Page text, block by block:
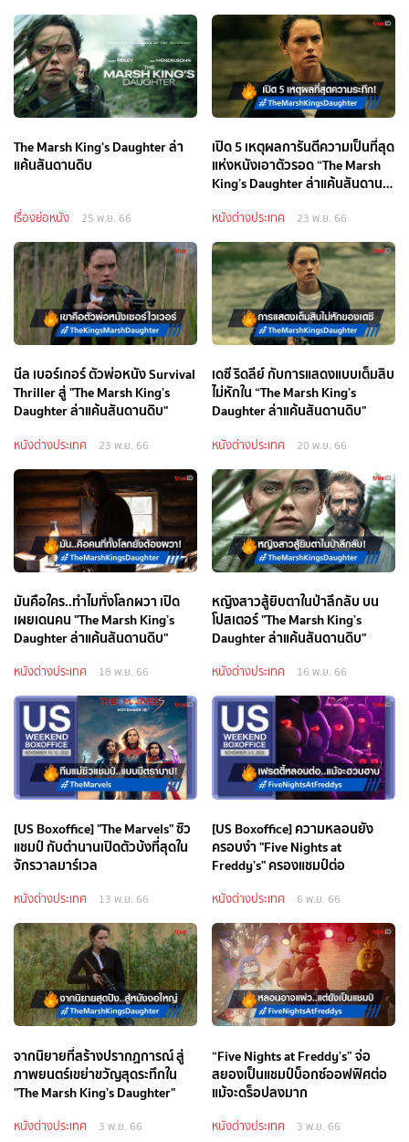
The Marsh King's Daughter ล่า
แค้นสันดานดิบ
เรื่องย่อหนัง 25 พ.ย. 66
เปิด 5 เหตุผลการันตีความเป็นที่สุด
แห่งหนังเอาตัวรอด “The Marsh
King’s Daughter ล่าแค้นสันดาน
หนังต่างประเทศ 23 พ.ย. 66
นีล เบอร์เกอร์ ตัวพ่อหนัง Survival
Thriller สู่ "The Marsh King’s
Daughter ล่าแค้นสันดานดิบ"
หนังต่างประเทศ 23 พ.ย. 66
เดซี ริดลีย์ กับการแสดงแบบเต็มสิบ
ไม่หักใน “The Marsh King’s
Daughter ล่าแค้นสันดานดิบ"
หนังต่างประเทศ 20 พ.ย. 66
มันคือใคร..ทำไมทั้งโลกผวา เปิด
เผยเดนคน "The Marsh King’s
Daughter ล่าแค้นสันดานดิบ"
หนังต่างประเทศ 18 พ.ย. 66
หญิงสาวสู้ยิบตาในป่าลึกลับ บน
โปสเตอร์ "The Marsh King’s
Daughter ล่าแค้นสันดานดิบ"
หนังต่างประเทศ 16 พ.ย. 66
[US Boxoffice] "The Marvels" ซิว
แชมป์ กับตำนานเปิดตัวบ้งที่สุดใน
จักรวาลมาร์เวล
หนังต่างประเทศ 13 พ.ย. 66
[US Boxoffice] ความหลอนยัง
ครอบงำ "Five Nights at
Freddy’s" ครองแชมป์ต่อ
หนังต่างประเทศ 6 พ.ย. 66
จากนิยายที่สร้างปรากฏการณ์ สู่
ภาพยนตร์เขย่าขวัญสุดระทึกใน
"The Marsh King’s Daughter"
หนังต่างประเทศ 3 พ.ย. 66
“Five Nights at Freddy’s” จ่อ
สยองเป็นแชมป์บ็อกซ์ออฟฟิศต่อ
แม้จะดร็อปลงมาก
หนังต่างประเทศ 3 พ.ย. 66